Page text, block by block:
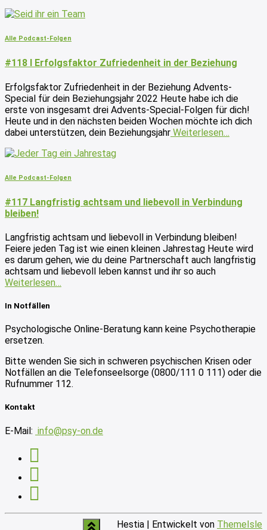
Alle Podcast-Folgen
#118 I Erfolgsfaktor Zufriedenheit in der Beziehung
Erfolgsfaktor Zufriedenheit in der Beziehung Advents-
Special für dein Beziehungsjahr 2022 Heute habe ich die
erste von insgesamt drei Advents-Special-Folgen für dich!
Heute und in den nächsten beiden Wochen möchte ich dich
dabei unterstützen, dein Beziehungsjahr Weiterlesen…
Alle Podcast-Folgen
#117 Langfristig achtsam und liebevoll in Verbindung
bleiben!
Langfristig achtsam und liebevoll in Verbindung bleiben!
Feiere jeden Tag ist wie einen kleinen Jahrestag Heute wird
es darum gehen, wie du deine Partnerschaft auch langfristig
achtsam und liebevoll leben kannst und ihr so auch
Weiterlesen…
In Notfällen
Psychologische Online-Beratung kann keine Psychotherapie
ersetzen.
Bitte wenden Sie sich in schweren psychischen Krisen oder
Notfällen an die Telefonseelsorge (0800/111 0 111) oder die
Rufnummer 112.
Kontakt
E-Mail: info@psy-on.de
Hestia | Entwickelt von ThemeIsle